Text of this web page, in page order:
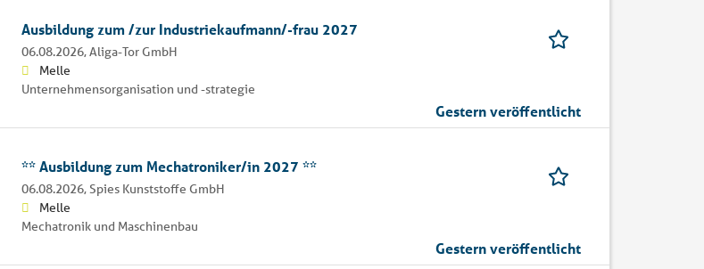
Ausbildung zum /zur Industriekaufmann/-frau 2027
06.08.2026,Aliga-Tor GmbH
Melle
Unternehmensorganisation und -strategie
Gestern veröffentlicht
** Ausbildung zum Mechatroniker/in 2027 **
06.08.2026, Spies Kunststoffe GmbH
Melle
Mechatronik und Maschinenbau
Gestern veröffentlicht